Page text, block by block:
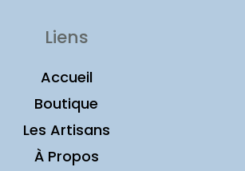
Liens
Accueil
Boutique
Les Artisans
À Propos